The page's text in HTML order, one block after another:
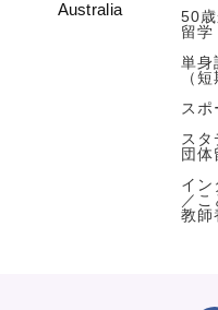
Australia
50歳
留学
単身
（
スポ
スタ
団体
イン
／
教師